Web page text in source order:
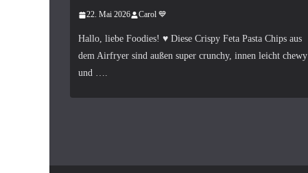
22. Mai 2026 Carol 💙
Hallo, liebe Foodies! ♥︎ Diese Crispy Feta Pasta Chips aus
dem Airfryer sind außen super crunchy, innen leicht chewy
und ….